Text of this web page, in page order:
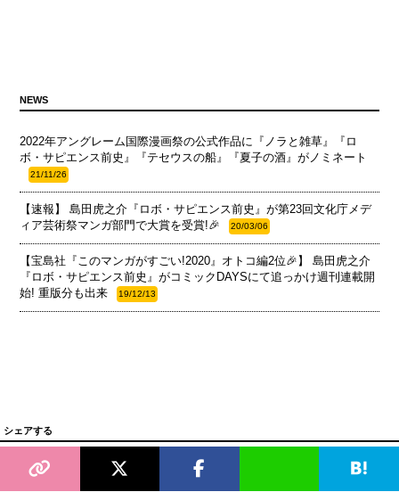
NEWS
2022年アングレーム国際漫画祭の公式作品に『ノラと雑草』『ロ
ボ・サピエンス前史』『テセウスの船』『夏子の酒』がノミネート
21/11/26
【速報】 島田虎之介『ロボ・サピエンス前史』が第23回文化庁メデ
ィア芸術祭マンガ部門で大賞を受賞!🎉
20/03/06
【宝島社『このマンガがすごい!2020』オトコ編2位🎉】 島田虎之介
『ロボ・サピエンス前史』がコミックDAYSにて追っかけ週刊連載開
始! 重版分も出来
19/12/13
シェアする